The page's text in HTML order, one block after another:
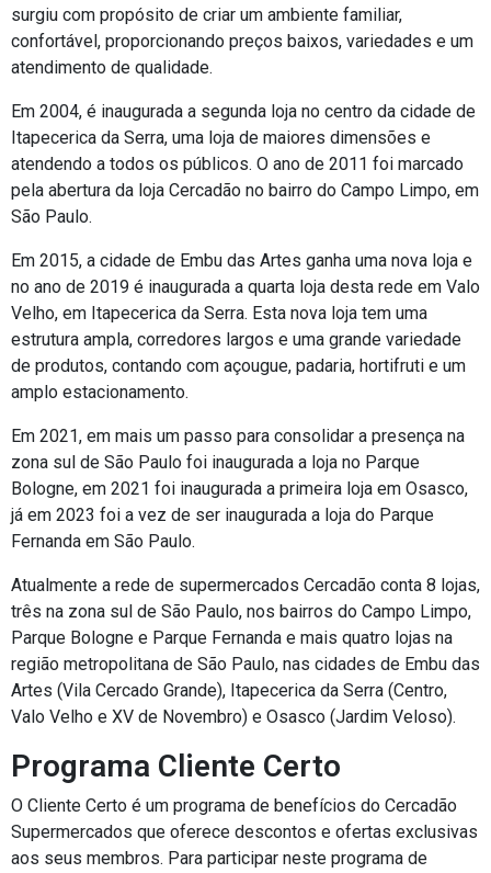
surgiu com propósito de criar um ambiente familiar,
confortável, proporcionando preços baixos, variedades e um
atendimento de qualidade.
Em 2004, é inaugurada a segunda loja no centro da cidade de
Itapecerica da Serra, uma loja de maiores dimensões e
atendendo a todos os públicos. O ano de 2011 foi marcado
pela abertura da loja Cercadão no bairro do Campo Limpo, em
São Paulo.
Em 2015, a cidade de Embu das Artes ganha uma nova loja e
no ano de 2019 é inaugurada a quarta loja desta rede em Valo
Velho, em Itapecerica da Serra. Esta nova loja tem uma
estrutura ampla, corredores largos e uma grande variedade
de produtos, contando com açougue, padaria, hortifruti e um
amplo estacionamento.
Em 2021, em mais um passo para consolidar a presença na
zona sul de São Paulo foi inaugurada a loja no Parque
Bologne, em 2021 foi inaugurada a primeira loja em Osasco,
já em 2023 foi a vez de ser inaugurada a loja do Parque
Fernanda em São Paulo.
Atualmente a rede de supermercados Cercadão conta 8 lojas,
três na zona sul de São Paulo, nos bairros do Campo Limpo,
Parque Bologne e Parque Fernanda e mais quatro lojas na
região metropolitana de São Paulo, nas cidades de Embu das
Artes (Vila Cercado Grande), Itapecerica da Serra (Centro,
Valo Velho e XV de Novembro) e Osasco (Jardim Veloso).
Programa Cliente Certo
O Cliente Certo é um programa de benefícios do Cercadão
Supermercados que oferece descontos e ofertas exclusivas
aos seus membros. Para participar neste programa de